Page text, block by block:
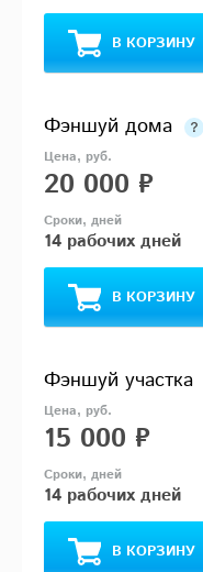
В КОРЗИНУ
Фэншуй дома
20 000 ₽
14 рабочих дней
В КОРЗИНУ
Фэншуй участка
15 000 ₽
14 рабочих дней
В КОРЗИНУ